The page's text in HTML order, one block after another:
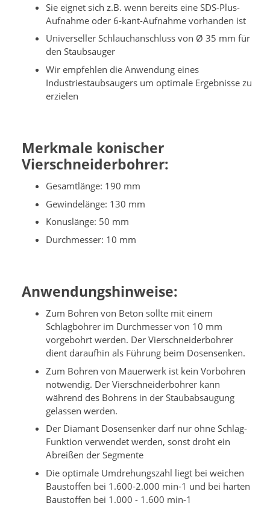
Sie eignet sich z.B. wenn bereits eine SDS-Plus-
Aufnahme oder 6-kant-Aufnahme vorhanden ist
Universeller Schlauchanschluss von Ø 35 mm für
den Staubsauger
Wir empfehlen die Anwendung eines
Industriestaubsaugers um optimale Ergebnisse zu
erzielen
Merkmale konischer
Vierschneiderbohrer:
Gesamtlänge: 190 mm
Gewindelänge: 130 mm
Konuslänge: 50 mm
Durchmesser: 10 mm
Anwendungshinweise:
Zum Bohren von Beton sollte mit einem
Schlagbohrer im Durchmesser von 10 mm
vorgebohrt werden. Der Vierschneiderbohrer
dient daraufhin als Führung beim Dosensenken.
Zum Bohren von Mauerwerk ist kein Vorbohren
notwendig. Der Vierschneiderbohrer kann
während des Bohrens in der Staubabsaugung
gelassen werden.
Der Diamant Dosensenker darf nur ohne Schlag-
Funktion verwendet werden, sonst droht ein
Abreißen der Segmente
Die optimale Umdrehungszahl liegt bei weichen
Baustoffen bei 1.600-2.000 min-1 und bei harten
Baustoffen bei 1.000 - 1.600 min-1